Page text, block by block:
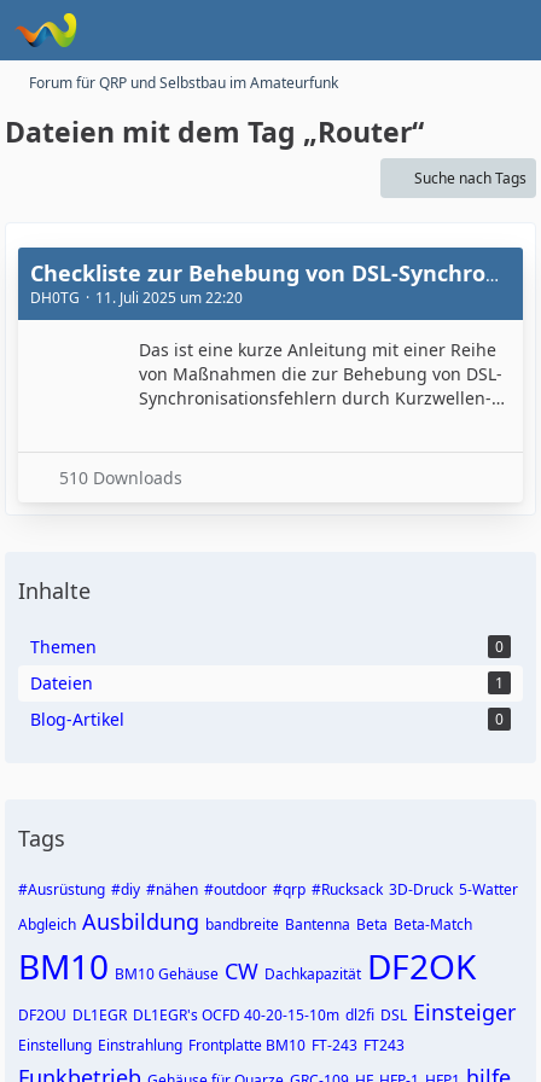
Forum für QRP und Selbstbau im Amateurfunk
Dateien mit dem Tag „Router“
Suche nach Tags
Checkliste zur Behebung von DSL-Synchronisationsfehlern durch Kurzwellen-Amateurfunk
DH0TG 11. Juli 2025 um 22:20
Das ist eine kurze Anleitung mit einer Reihe
von Maßnahmen die zur Behebung von DSL-
Synchronisationsfehlern durch Kurzwellen-
510 Downloads
Inhalte
Themen 0
Dateien 1
Blog-Artikel 0
Tags
#Ausrüstung #diy #nähen #outdoor #qrp #Rucksack 3D-Druck 5-Watter
Abgleich Ausbildung bandbreite Bantenna Beta Beta-Match
BM10 BM10 Gehäuse CW Dachkapazität DF2OK
DF2OU DL1EGR DL1EGR's OCFD 40-20-15-10m dl2fi DSL Einsteiger
Einstellung Einstrahlung Frontplatte BM10 FT-243 FT243